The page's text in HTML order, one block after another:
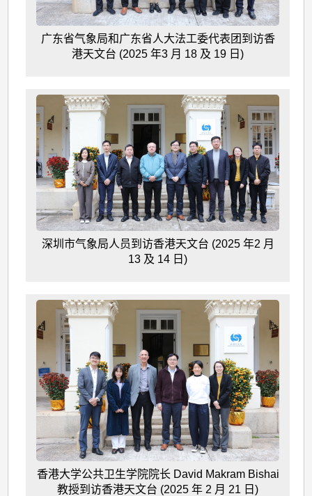
广东省气象局和广东省人大法工委代表团到访香
港天文台 (2025 年3 月 18 及 19 日)
深圳市气象局人员到访香港天文台 (2025 年2 月
13 及 14 日)
香港大学公共卫生学院院长 David Makram Bishai
教授到访香港天文台 (2025 年 2 月 21 日)